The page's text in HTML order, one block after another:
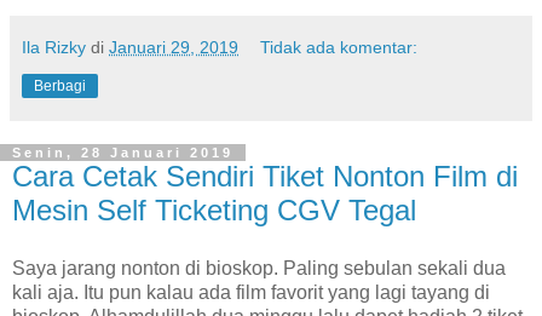
Ila Rizky di Januari 29, 2019 Tidak ada komentar:
Berbagi
Senin, 28 Januari 2019
Cara Cetak Sendiri Tiket Nonton Film di
Mesin Self Ticketing CGV Tegal
Saya jarang nonton di bioskop. Paling sebulan sekali dua
kali aja. Itu pun kalau ada film favorit yang lagi tayang di